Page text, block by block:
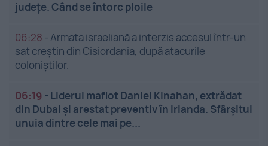
județe. Când se întorc ploile
06:28 -Armata israeliană a interzis accesul într-un
sat creștin din Cisiordania, după atacurile
coloniștilor.
06:19 - Liderul mafiot Daniel Kinahan, extrădat
din Dubai și arestat preventiv în Irlanda. Sfârșitul
unuia dintre cele mai pe...